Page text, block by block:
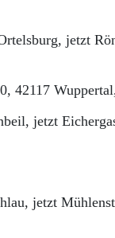
jetzt
42117
jetzt
jetzt